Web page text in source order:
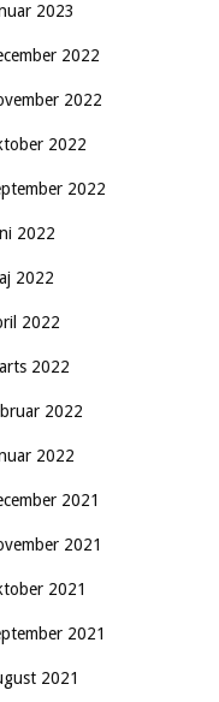
2023
2022
2022
2022
2022
2022
2022
2022
2022
2022
2022
2021
2021
2021
2021
2021